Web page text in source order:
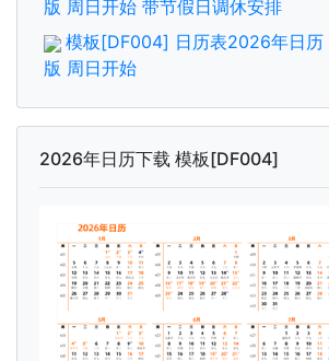
版 周日开始 带节假日调休安排
模板[DF004] 日历表2026年日历
版 周日开始
2026年日历下载 模板[DF004]